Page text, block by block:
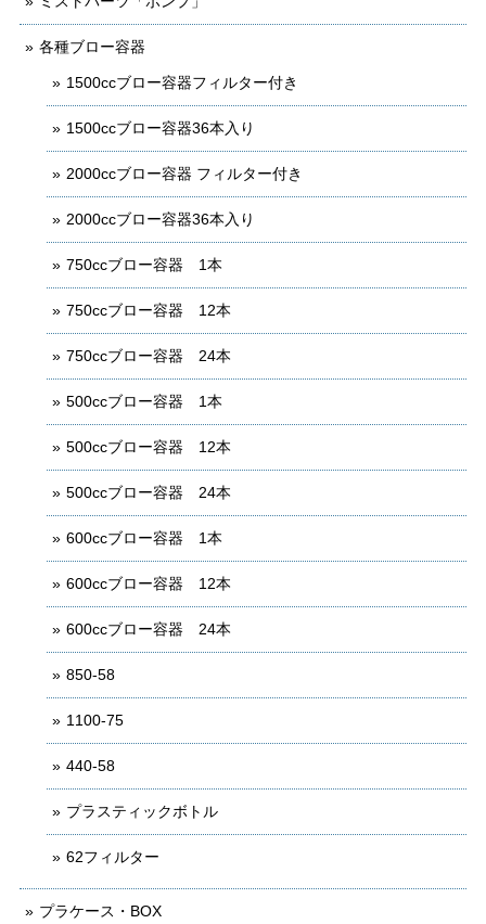
各種ブロー容器
1500ccブロー容器フィルター付き
1500ccブロー容器36本入り
2000ccブロー容器 フィルター付き
2000ccブロー容器36本入り
750ccブロー容器 1本
750ccブロー容器 12本
750ccブロー容器 24本
500ccブロー容器 1本
500ccブロー容器 12本
500ccブロー容器 24本
600ccブロー容器 1本
600ccブロー容器 12本
600ccブロー容器 24本
850-58
1100-75
440-58
プラスティックボトル
62フィルター
プラケース・BOX